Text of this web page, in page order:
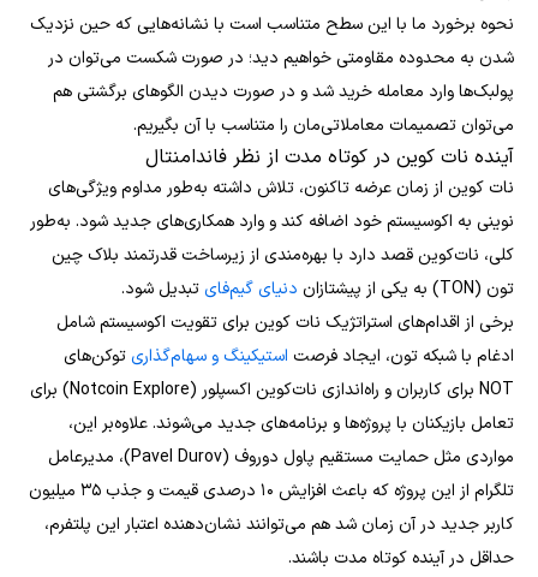
نحوه برخورد ما با این سطح متناسب است با نشانه‌هایی که حین نزدیک
شدن به محدوده مقاومتی خواهیم دید؛ در صورت شکست می‌توان در
پولبک‌ها وارد معامله خرید شد و در صورت دیدن الگو‌های برگشتی هم
می‌توان تصمیمات معاملاتی‌مان را متناسب با آن بگیریم.
آینده نات کوین در کوتاه مدت از نظر فاندامنتال
نات کوین از زمان عرضه تاکنون، تلاش داشته به‌طور مداوم ویژگی‌های
نوینی به اکوسیستم خود اضافه کند و وارد همکاری‌های جدید شود. به‌طور
کلی، نات‌کوین قصد دارد با بهره‌مندی از زیرساخت قدرتمند بلاک چین
تون (TON) به یکی از پیشتازان
دنیای گیم‌فایتبدیل شود.
برخی از اقدام‌های استراتژیک نات کوین برای تقویت اکوسیستم شامل
ادغام با شبکه تون، ایجاد فرصت استیکینگ و سهام‌گذاریتوکن‌های
NOT برای کاربران و راه‌اندازی نات‌کوین اکسپلور (Notcoin Explore) برای
تعامل بازیکنان با پروژه‌ها و برنامه‌های جدید می‌شوند. علاوه‌بر این،
مواردی مثل حمایت مستقیم پاول دوروف (Pavel Durov)، مدیرعامل
تلگرام از این پروژه که باعث افزایش ۱۰ درصدی قیمت و جذب ۳۵ میلیون
کاربر جدید در آن زمان شد هم می‌توانند نشان‌دهنده اعتبار این پلتفرم،
حداقل در آینده کوتاه‌ مدت باشند.